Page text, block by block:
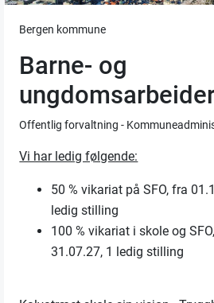
Bergen kommune
Barne- og
Offentlig forvaltning -
Vi har ledig følgende:
50 % vikariat på SFO, fra
ledig stilling
100 % vikariat i skole og
31.07.27, 1 ledig stilling